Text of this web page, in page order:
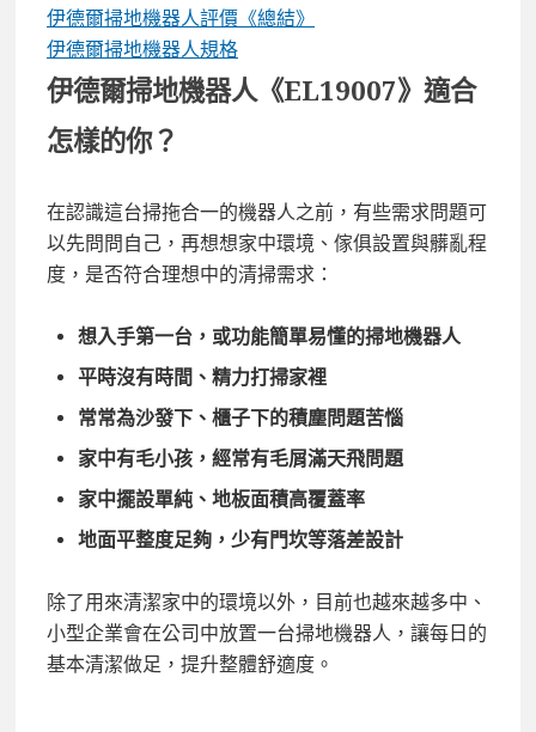
伊德爾掃地機器人評價《總結》
伊德爾掃地機器人規格
伊德爾掃地機器人《EL19007》 適合
怎樣的你？
在認識這台掃拖合一的機器人之前，有些需求問題可
以先問問自己，再想想家中環境、傢俱設置與髒亂程
度，是否符合理想中的清掃需求：
想入手第一台，或功能簡單易懂的掃地機器人
平時沒有時間、精力打掃家裡
常常為沙發下、櫃子下的積塵問題苦惱
家中有毛小孩，經常有毛屑滿天飛問題
家中擺設單純、地板面積高覆蓋率
地面平整度足夠，少有門坎等落差設計
除了用來清潔家中的環境以外，目前也越來越多中、
小型企業會在公司中放置一台掃地機器人，讓每日的
基本清潔做足，提升整體舒適度。